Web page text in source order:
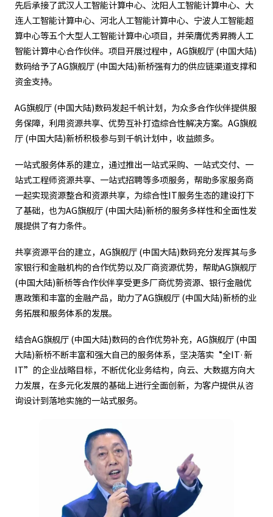
先后承接了武汉人工智能计算中心、沈阳人工智能计算中心、大
连人工智能计算中心、河北人工智能计算中心、宁波人工智能超
算中心等五个大型人工智能计算中心项目，并荣膺优秀昇腾人工
智能计算中心合作伙伴。项目开展过程中，AG旗舰厅 (中国大陆)
数码给予了AG旗舰厅 (中国大陆)新桥强有力的供应链渠道支撑和
资金支持。
AG旗舰厅 (中国大陆)数码发起千帆计划，为众多合作伙伴提供服
务保障，利用资源共享、优势互补打造综合性解决方案。AG旗舰
厅 (中国大陆)新桥积极参与到千帆计划中，收益颇多。
一站式服务体系的建立，通过推出一站式采购、一站式交付、一
站式工程师资源共享、一站式招聘等多项服务，帮助多家服务商
一起实现资源整合和资源共享，为综合性IT服务生态的建设打下
了基础，也为AG旗舰厅 (中国大陆)新桥的服务多样性和全面性发
展提供了有力条件。
共享资源平台的建立，AG旗舰厅 (中国大陆)数码充分发挥其与多
家银行和金融机构的合作优势以及厂商资源优势，帮助AG旗舰厅
(中国大陆)新桥等合作伙伴享受更多厂商优势资源、银行金融优
惠政策和丰富的金融产品，助力了AG旗舰厅 (中国大陆)新桥的业
务拓展和服务体系的发展。
结合AG旗舰厅 (中国大陆)数码的合作优势补充，AG旗舰厅 (中国
大陆)新桥不断丰富和强大自己的服务体系，坚决落实“全IT·新
IT”的企业战略目标，不断优化业务结构，向云、大数据方向大
力发展，在多元化发展的基础上进行全面创新，为客户提供从咨
询设计到落地实施的一站式服务。